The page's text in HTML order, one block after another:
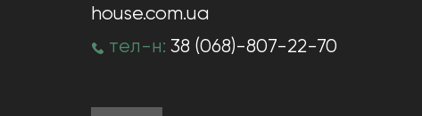
house.com.ua
тел-н: 38 (068)-807-22-70